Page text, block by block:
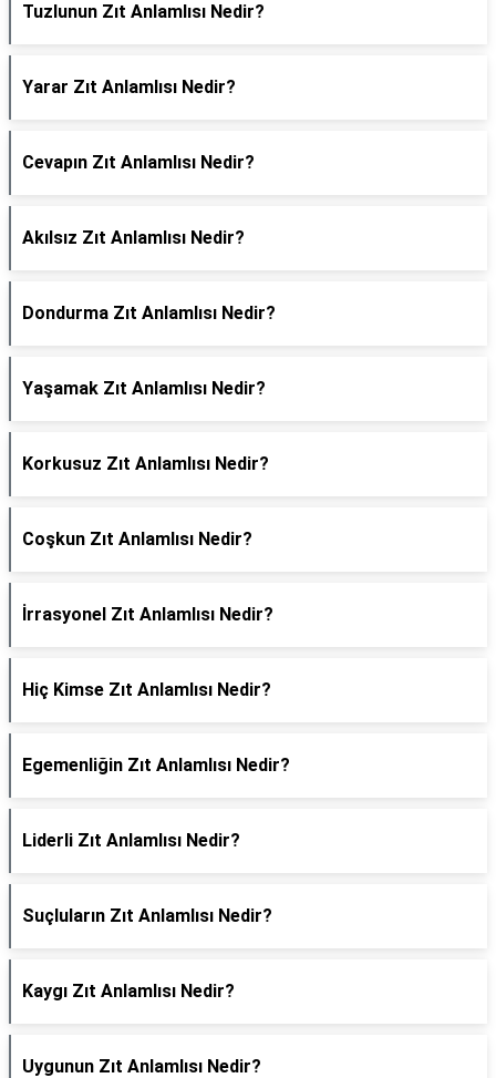
Tuzlunun Zıt Anlamlısı Nedir?
Yarar Zıt Anlamlısı Nedir?
Cevapın Zıt Anlamlısı Nedir?
Akılsız Zıt Anlamlısı Nedir?
Dondurma Zıt Anlamlısı Nedir?
Yaşamak Zıt Anlamlısı Nedir?
Korkusuz Zıt Anlamlısı Nedir?
Coşkun Zıt Anlamlısı Nedir?
İrrasyonel Zıt Anlamlısı Nedir?
Hiç Kimse Zıt Anlamlısı Nedir?
Egemenliğin Zıt Anlamlısı Nedir?
Liderli Zıt Anlamlısı Nedir?
Suçluların Zıt Anlamlısı Nedir?
Kaygı Zıt Anlamlısı Nedir?
Uygunun Zıt Anlamlısı Nedir?